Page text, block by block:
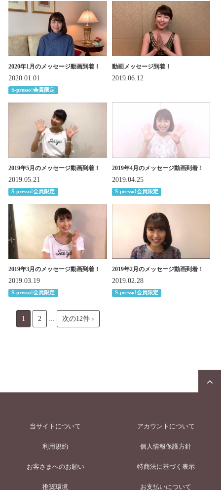
2020年1月のメッセージ動画到着！
2020.01.01
S-presso!会員限定
動画メッセージ到着！
2019.06.12
2019年5月のメッセージ動画到着！
2019.05.21
S-presso!会員限定
2019年4月のメッセージ動画到着！
2019.04.25
S-presso!会員限定
2019年3月のメッセージ動画到着！
2019.03.19
S-presso!会員限定
2019年2月のメッセージ動画到着！
2019.02.28
S-presso!会員限定
1 2 ... 次の12件 ›
当サイトについて アカウントについて
利用規約 個人情報保護方針
お客さまへのお願い 特商法に基づく表示
推奨環境 お支払いについて